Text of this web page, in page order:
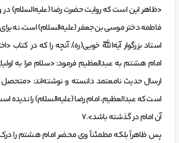
<ظاهر اين‌ است‌ كه‌ روايت‌ حضرت‌ رضا (عليه‌السلام)
فاطمه‌ دختر موسي‌ بن‌ جعفر (عليه‌السلام) است، نه‌
‌استاد بزرگوار آيه‌اللّه‌ خويي(ره)، آنچه‌ را كه‌ در
امام‌ هشتم‌ به‌ عبدالعظيم‌ فرمود: <سلام‌ مرا به‌
ارسال‌ حديث‌ نامعتمد دانسته‌ و نوشته‌اند: <متحصل‌
است‌ كه‌ عبدالعظيم، امام‌ رضا (عليه‌السلام) را نديده‌
آن‌ امام‌ در گذشته‌ باشد>.7
‌پس‌ ظاهراً بلكه‌ مطمئناً وي‌ محضر امام‌ هشتم‌ را درك‌